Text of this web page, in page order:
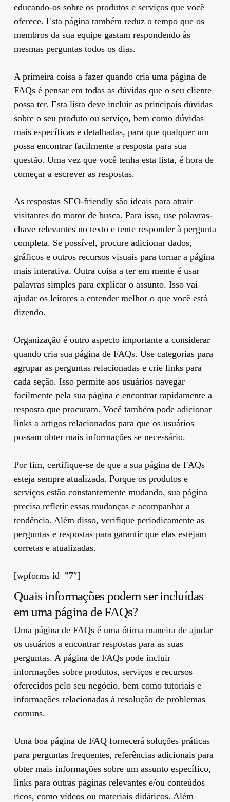
educando-os sobre os produtos e serviços que você
oferece. Esta página também reduz o tempo que os
membros da sua equipe gastam respondendo às
mesmas perguntas todos os dias.
A primeira coisa a fazer quando cria uma página de
FAQs é pensar em todas as dúvidas que o seu cliente
possa ter. Esta lista deve incluir as principais dúvidas
sobre o seu produto ou serviço, bem como dúvidas
mais específicas e detalhadas, para que qualquer um
possa encontrar facilmente a resposta para sua
questão. Uma vez que você tenha esta lista, é hora de
começar a escrever as respostas.
As respostas SEO-friendly são ideais para atrair
visitantes do motor de busca. Para isso, use palavras-
chave relevantes no texto e tente responder à pergunta
completa. Se possível, procure adicionar dados,
gráficos e outros recursos visuais para tornar a página
mais interativa. Outra coisa a ter em mente é usar
palavras simples para explicar o assunto. Isso vai
ajudar os leitores a entender melhor o que você está
dizendo.
Organização é outro aspecto importante a considerar
quando cria sua página de FAQs. Use categorias para
agrupar as perguntas relacionadas e crie links para
cada seção. Isso permite aos usuários navegar
facilmente pela sua página e encontrar rapidamente a
resposta que procuram. Você também pode adicionar
links a artigos relacionados para que os usuários
possam obter mais informações se necessário.
Por fim, certifique-se de que a sua página de FAQs
esteja sempre atualizada. Porque os produtos e
serviços estão constantemente mudando, sua página
precisa refletir essas mudanças e acompanhar a
tendência. Além disso, verifique periodicamente as
perguntas e respostas para garantir que elas estejam
corretas e atualizadas.
[wpforms id=”7″]
Quais informações podem ser incluídas
em uma página de FAQs?
Uma página de FAQs é uma ótima maneira de ajudar
os usuários a encontrar respostas para as suas
perguntas. A página de FAQs pode incluir
informações sobre produtos, serviços e recursos
oferecidos pelo seu negócio, bem como tutoriais e
informações relacionadas à resolução de problemas
comuns.
Uma boa página de FAQ fornecerá soluções práticas
para perguntas frequentes, referências adicionais para
obter mais informações sobre um assunto específico,
links para outras páginas relevantes e/ou conteúdos
ricos, como vídeos ou materiais didáticos. Além